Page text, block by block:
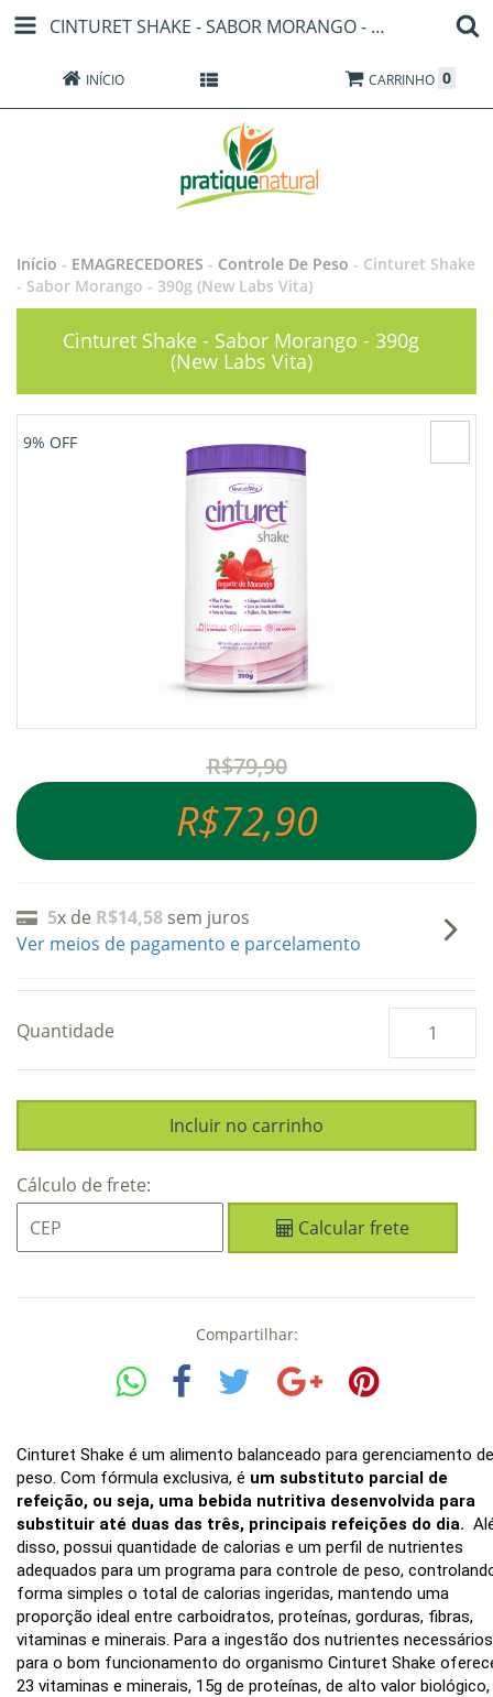
CINTURET SHAKE - SABOR MORANGO - 390G (NEW LABS VITA)
INÍCIO CARRINHO 0
Início - EMAGRECEDORES - Controle De Peso - Cinturet Shake
- Sabor Morango - 390g (New Labs Vita)
Cinturet Shake - Sabor Morango - 390g
(New Labs Vita)
9% OFF
R$79,90
R$72,90
5x de R$14,58 sem juros
Ver meios de pagamento e parcelamento
Quantidade
Cálculo de frete:
Calcular frete
Compartilhar:
Cinturet Shake é um alimento balanceado para gerenciamento de
peso. Com fórmula exclusiva, é um substituto parcial de
refeição, ou seja, uma bebida nutritiva desenvolvida para
substituir até duas das três, principais refeições do dia.
disso, possui quantidade de calorias e um perfil de nutrientes
adequados para um programa para controle de peso,
forma simples o total de calorias ingeridas, mantendo uma
proporção ideal entre carboidratos, proteínas, gorduras, fibras,
vitaminas e minerais. Para a ingestão dos nutrientes necessários
para o bom funcionamento do organismo Cinturet Shake
23 vitaminas e minerais, 15g de proteínas, de alto valor